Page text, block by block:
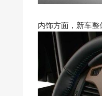
内饰方面，新车整